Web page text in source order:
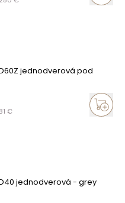
jednodverová pod
81 €
jednodverová - grey